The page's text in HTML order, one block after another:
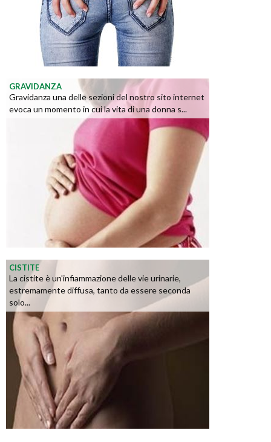
GRAVIDANZA
Gravidanza una delle sezioni del nostro sito internet
evoca un momento in cui la vita di una donna s...
CISTITE
La cistite è un'infiammazione delle vie urinarie,
estremamente diffusa, tanto da essere seconda
solo...